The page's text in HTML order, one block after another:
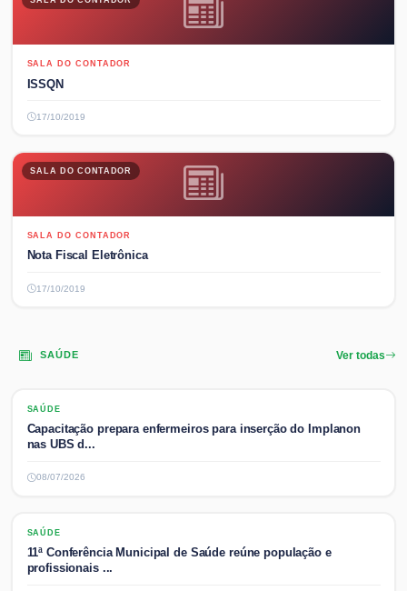
SALA DO CONTADOR
ISSQN
17/10/2019
SALA DO CONTADOR
SALA DO CONTADOR
Nota Fiscal Eletrônica
17/10/2019
SAÚDE Ver todas
SAÚDE
SAÚDE
Capacitação prepara enfermeiros para inserção do Implanon
nas UBS d...
08/07/2026
SAÚDE
SAÚDE
11ª Conferência Municipal de Saúde reúne população e
profissionais ...